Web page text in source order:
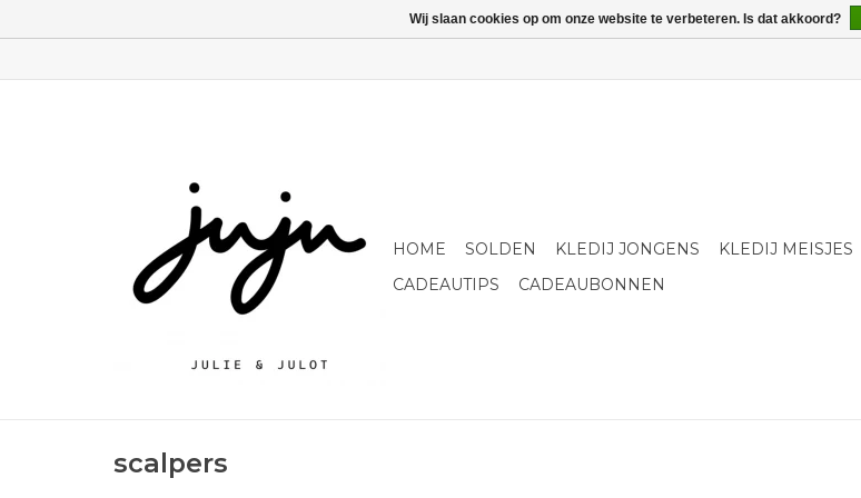
HOME SOLDEN KLEDIJ JONGENS KLEDIJ MEISJES
CADEAUTIPS
CADEAUBONNEN
scalpers
Wij slaan cookies op om onze website te verbeteren. Is dat akkoord?